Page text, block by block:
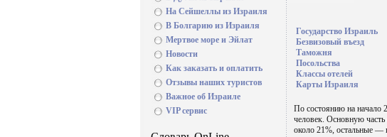
На Сейшеллы из Израиля
В Болгарию из Израиля
Мертвое море и Эйлат
Новости
Как заказать и оплатить
Отзывы наших туристов
Важное об Израиле
VIP сервис
Государство Израиль
Безвизовый въезд
Таможня
Посольства
Классы отелей
Карты Израиля
По состоянию на начало
человек. Основную
около 21%, остальные —